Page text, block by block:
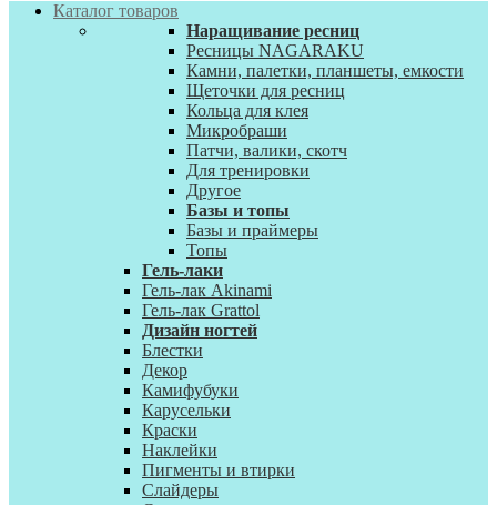
Каталог товаров
Наращивание ресниц
Ресницы NAGARAKU
Камни, палетки, планшеты, емкости
Щеточки для ресниц
Кольца для клея
Микробраши
Патчи, валики, скотч
Для тренировки
Другое
Базы и топы
Базы и праймеры
Топы
Гель-лаки
Гель-лак Akinami
Гель-лак Grattol
Дизайн ногтей
Блестки
Декор
Камифубуки
Карусельки
Краски
Наклейки
Пигменты и втирки
Слайдеры